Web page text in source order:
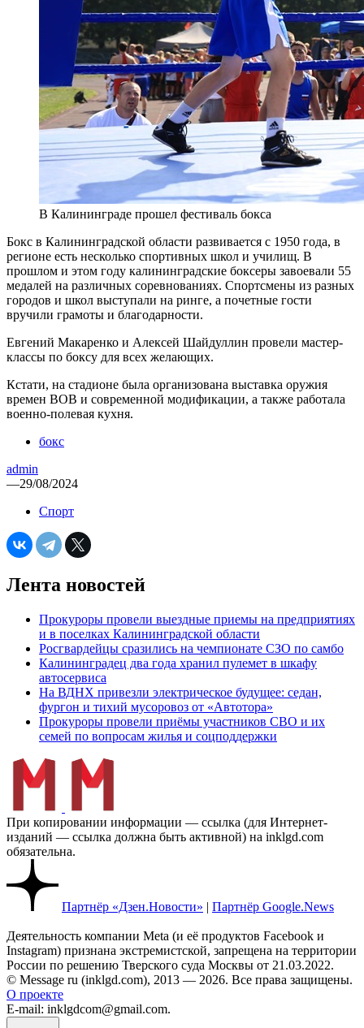
В Калининграде прошел фестиваль бокса
Бокс в Калининградской области развивается с 1950 года, в
регионе есть несколько спортивных школ и училищ. В
прошлом и этом году калининградские боксеры завоевали 55
медалей на различных соревнованиях. Спортсмены из разных
городов и школ выступали на ринге, а почетные гости
вручили грамоты и благодарности.
Евгений Макаренко и Алексей Шайдуллин провели мастер-
классы по боксу для всех желающих.
Кстати, на стадионе была организована выставка оружия
времен ВОВ и современной модификации, а также работала
военно-полевая кухня.
бокс
admin
—29/08/2024
Спорт
Лента новостей
Прокуроры провели выездные приемы на предприятиях
и в поселках Калининградской области
Росгвардейцы сразились на чемпионате СЗО по самбо
Калининградец два года хранил пулемет в шкафу
автосервиса
На ВДНХ привезли электрическое будущее: седан,
фургон и тихий мусоровоз от «Автотора»
Прокуроры провели приёмы участников СВО и их
семей по вопросам жилья и соцподдержки
При копировании информации — ссылка (для Интернет-
изданий — ссылка должна быть активной) на inklgd.com
обязательна.
Партнёр «Дзен.Новости» | Партнёр Google.News
Деятельность компании Meta (и её продуктов Facebook и
Instagram) признана экстремистской, запрещена на территории
России по решению Тверского суда Москвы от 21.03.2022.
© Message ru (inklgd.com), 2013 — 2026. Все права защищены.
О проекте
E-mail: inklgdcom@gmail.com.